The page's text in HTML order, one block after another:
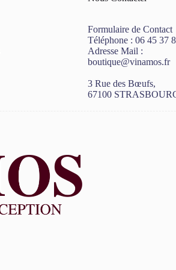
Formulaire de Contact
Téléphone :06 45 37
Adresse Mail :
boutique@vinamos.fr
3 Rue des Bœufs,
67100